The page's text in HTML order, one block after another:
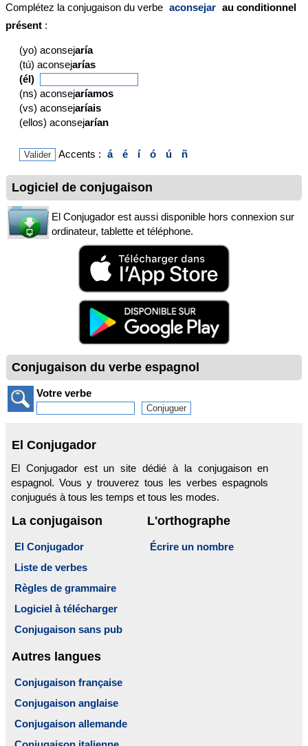
Complétez la conjugaison du verbe aconsejar au conditionnel
présent :
(yo) aconsejaría
(tú) aconsejarías
(él)
(ns) aconsejaríamos
(vs) aconsejaríais
(ellos) aconsejarían
Accents : á é í ó ú ñ
Logiciel de conjugaison
El Conjugador est aussi disponible hors connexion sur
ordinateur, tablette et téléphone.
Conjugaison du verbe espagnol
Votre verbe
El Conjugador
El Conjugador est un site dédié à la conjugaison en
espagnol. Vous y trouverez tous les verbes espagnols
conjugués à tous les temps et tous les modes.
La conjugaison
El Conjugador
Liste de verbes
Règles de grammaire
Logiciel à télécharger
Conjugaison sans pub
L'orthographe
Écrire un nombre
Autres langues
Conjugaison française
Conjugaison anglaise
Conjugaison allemande